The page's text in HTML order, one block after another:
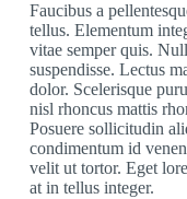
Faucibus a
tellus. Elementum
vitae semper quis.
suspendisse. Lectus
dolor. Scelerisque
nisl rhoncus mattis
Posuere sollicitudin
condimentum id
velit ut tortor. Eget
at in tellus integer.